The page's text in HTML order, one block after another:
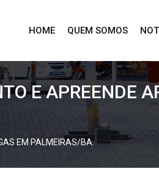
HOME QUEM SOMOS
E APREENDE
EM PALMEIRAS/BA.